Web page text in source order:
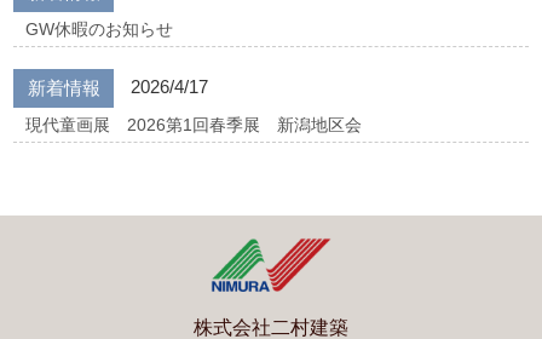
GW休暇のお知らせ
新着情報 2026/4/17
現代童画展 2026第1回春季展 新潟地区会
株式会社二村建築